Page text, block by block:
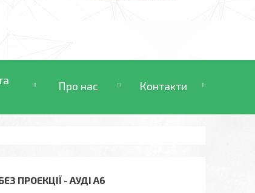
Про нас Контакти
ПРОЕКЦІЇ - АУДІ А6